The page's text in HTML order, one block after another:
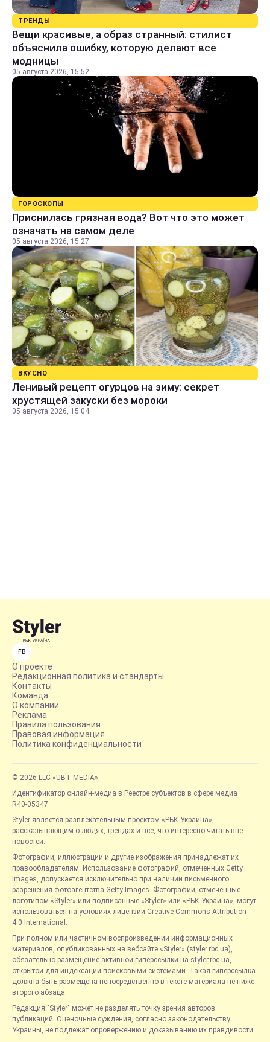
ТРЕНДЫ
Вещи красивые, а образ странный: стилист
объяснила ошибку, которую делают все
модницы
05 августа 2026, 15:52
ГОРОСКОПЫ
Приснилась грязная вода? Вот что это может
означать на самом деле
05 августа 2026, 15:27
ВКУСНО
Ленивый рецепт огурцов на зиму: секрет
хрустящей закуски без мороки
05 августа 2026, 15:04
FB
О проекте
Редакционная политика и стандарты
Контакты
Команда
О компании
Реклама
Правила пользования
Правовая информация
Политика конфиденциальности
© 2026 LLC «UBT MEDIA»
Идентификатор онлайн-медиа в Реестре субъектов в сфере медиа —
R40-05347
Styler является развлекательным проектом «РБК-Украина»,
рассказывающим о людях, трендах и всё, что интересно читать вне
новостей.
Фотографии, иллюстрации и другие изображения принадлежат их
правообладателям. Использование фотографий, отмеченных Getty
Images, допускается исключительно при наличии письменного
разрешения фотоагентства Getty Images. Фотографии, отмеченные
логотипом «Styler» или подписанные «Styler» или «РБК-Украина», могут
использоваться на условиях лицензии Creative Commons Attribution
4.0 International.
При полном или частичном воспроизведении информационных
материалов, опубликованных на вебсайте «Styler» (styler.rbc.ua),
обязательно размещение активной гиперссылки на styler.rbc.ua,
открытой для индексации поисковыми системами. Такая гиперссылка
должна быть размещена непосредственно в тексте материала не ниже
второго абзаца.
Редакция "Styler" может не разделять точку зрения авторов
публикаций. Оценочные суждения, согласно законодательству
Украины, не подлежат опровержению и доказыванию их правдивости.